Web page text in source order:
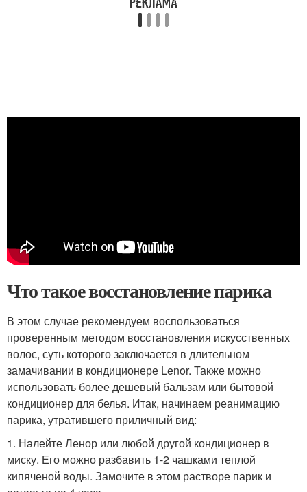
Что такое восстановление парика
В этом случае рекомендуем воспользоваться
проверенным методом восстановления искусственных
волос, суть которого заключается в длительном
замачивании в кондиционере Lenor. Также можно
использовать более дешевый бальзам или бытовой
кондиционер для белья. Итак, начинаем реанимацию
парика, утратившего приличный вид:
1. Налейте Ленор или любой другой кондиционер в
миску. Его можно разбавить 1-2 чашками теплой
кипяченой воды. Замочите в этом растворе парик и